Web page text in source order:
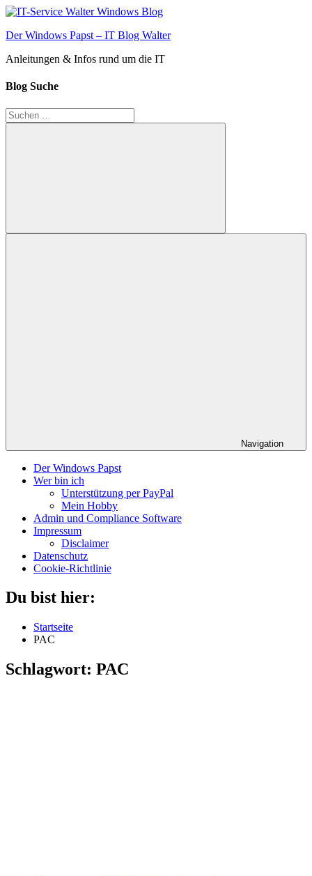
Zum
springen
Der Windows Papst – IT Blog Walter
Anleitungen & Infos rund um die IT
Blog Suche
Suchen
nach:
Suchen
Navigation
Der Windows Papst
Wer bin ich
Unterstützung per PayPal
Mein Hobby
Admin und Compliance Software
Impressum
Disclaimer
Datenschutz
Cookie-Richtlinie
Du bist hier:
Startseite
PAC
Schlagwort: PAC